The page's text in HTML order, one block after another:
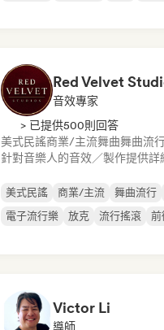
Red Velvet
音效專家
> 已提供500則回答
美式民謠商業/主流舞曲舞曲流
針對音樂人的音效／製作提供詳
美式民謠 商業/主流 舞曲流行
電子流行樂
放克 流行搖滾 前
Victor Li
導師